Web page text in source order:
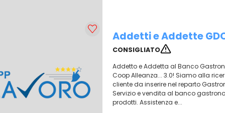
Addetti e Addette
CONSIGLIATO
Addetto e Addetta al Banco
Coop Alleanza... 3.0! Siamo alla
cliente da inserire nel reparto
Servizio e vendita al banco
prodotti. Assistenza e...